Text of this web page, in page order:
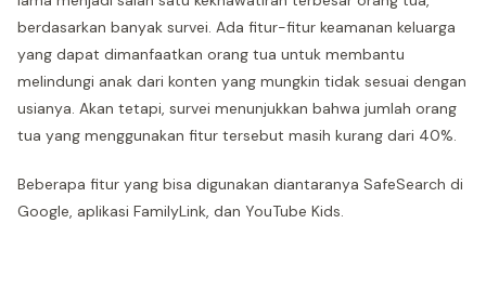
berdasarkan banyak survei. Ada fitur-fitur keamanan keluarga
yang dapat dimanfaatkan orang tua untuk membantu
melindungi anak dari konten yang mungkin tidak sesuai dengan
usianya. Akan tetapi, survei menunjukkan bahwa jumlah orang
tua yang menggunakan fitur tersebut masih kurang dari 40%.
Beberapa fitur yang bisa digunakan diantaranya SafeSearch di
Google, aplikasi FamilyLink, dan YouTube Kids.